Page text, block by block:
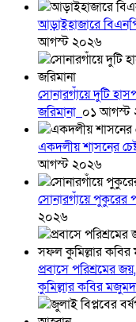
আড়াইহাজারে
আগস্ট ২০২৬
সোনারগাঁয়ে দুটি
জরিমানা ০১ আগস্ট
একদলীয় শাসনের
আগস্ট ২০২৬
সোনারগাঁয়ে পুকুরের
২০২৬
প্রবাসে পরিশ্রমের
কুমিল্লার কবির